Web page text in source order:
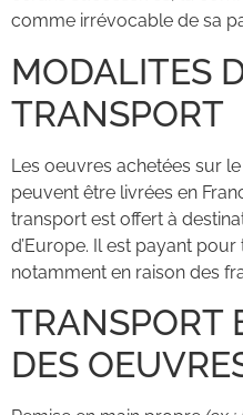
comme irrévocable de sa
MODALITES
TRANSPORT
Les oeuvres achetées sur le
peuvent être livrées en
transport est offert à
d’Europe. Il est payant
notamment en raison des
TRANSPORT
DES